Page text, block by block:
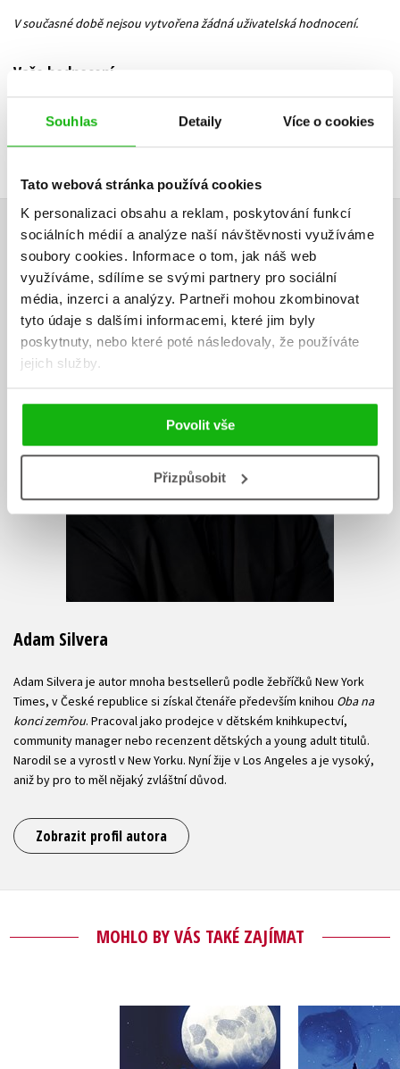
Souhlas Detaily Více o cookies
Tato webová stránka používá cookies
K personalizaci obsahu a reklam, poskytování funkcí
sociálních médií a analýze naší návštěvnosti využíváme
soubory cookies. Informace o tom, jak náš web
využíváme, sdílíme se svými partnery pro sociální
média, inzerci a analýzy. Partneři mohou zkombinovat
tyto údaje s dalšími informacemi, které jim byly
poskytnuty, nebo které poté následovaly, že používáte
jejich služby.
Povolit vše
Přizpůsobit
V současné době nejsou vytvořena žádná uživatelská hodnocení.
Vaše hodnocení
Přihlásit
AUTOR KNIHY
Adam Silvera
Adam Silvera je autor mnoha bestsellerů podle žebříčků New York
Times, v České republice si získal čtenáře především knihou Oba na
konci zemřou. Pracoval jako prodejce v dětském knihkupectví,
community manager nebo recenzent dětských a young adult titulů.
Narodil se a vyrostl v New Yorku. Nyní žije v Los Angeles a je vysoký,
aniž by pro to měl nějaký zvláštní důvod.
Zobrazit profil autora
MOHLO BY VÁS TAKÉ ZAJÍMAT
Pořád chce na konci
zemřít
Oba na